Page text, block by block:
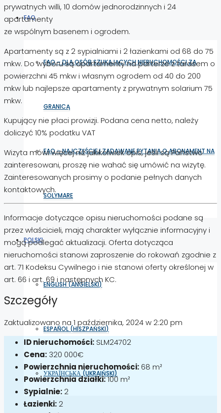
FAQ
FAQ – DLA OSÓB SZUKAJĄCYCH NIERUCHOMOŚCI ZA
GRANICĄ
FAQ – NAJCZĘŚCIEJ ZADAWANE PYTANIA O ABONAMENT NA
SOLYMARE
POLSKI
ENGLISH(ANGIELSKI)
ESPAÑOL (HISZPAŃSKI)
УКРАЇНСЬКА (UKRAIŃSKI)
prywatnych willi, 10 domów jednorodzinnych i 24
apartamenty
ze wspólnym basenem i ogrodem.
Apartamenty są z 2 sypialniami i 2 łazienkami od 68 do 75
mkw. Do wyboru są apartamenty na parterze z tarasem o
powierzchni 45 mkw i własnym ogrodem od 40 do 200
mkw lub najlepsze apartamenty z prywatnym solarium 75
mkw.
Kupujący nie płaci prowizji. Podana cena netto, należy
doliczyć 10% podatku VAT
Wizyta mówi więcej niż jakikolwiek opis, jeśli są Państwo
zainteresowani, proszę nie wahać się umówić na wizytę.
Zainteresowanych prosimy o podanie pełnych danych
kontaktowych.
Informacje dotyczące opisu nieruchomości podane są
przez właścicieli, mają charakter wyłącznie informacyjny i
mogą podlegać aktualizacji. Oferta dotycząca
nieruchomości stanowi zaproszenie do rokowań zgodnie z
art. 71 Kodeksu Cywilnego i nie stanowi oferty określonej w
art. 66 i art. 69 i następnych KC.
Szczegóły
Zaktualizowano na 1 października, 2024 w 2:20 pm
ID nieruchomości: SLM24702
Cena: 320 000€
Powierzchnia nieruchomości:68 m²
Powierzchnia działki:100 m²
Sypialnie: 2
Łazienki: 2